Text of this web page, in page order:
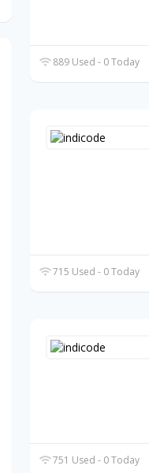
889 Used - 0 Today
715 Used - 0 Today
751 Used - 0 Today